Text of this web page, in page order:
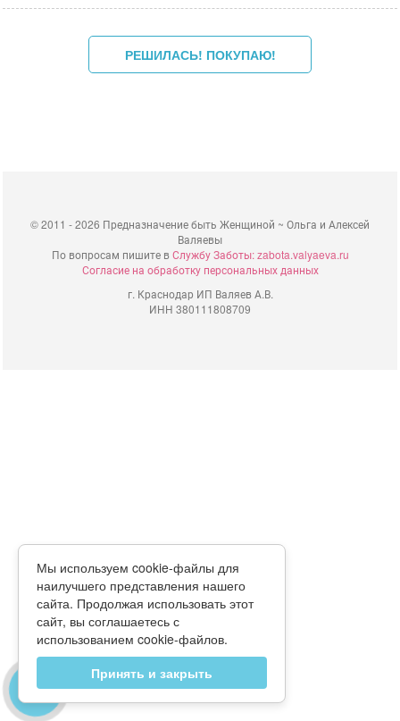
©2011 - 2026 Предназначение быть Женщиной ~ Ольга и Алексей
Валяевы
По вопросам пишите вСлужбу Заботы: zabota.valyaeva.ru
Согласие на обработку персональных данных
г. Краснодар ИП Валяев А.В.
ИНН 380111808709
Мы используем cookie-файлы для
наилучшего представления нашего
сайта. Продолжая использовать этот
сайт, вы соглашаетесь с
использованием cookie-файлов.
Принять и закрыть